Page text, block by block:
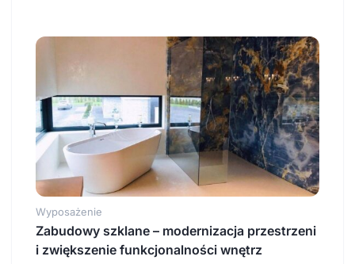
Wyposażenie
Zabudowy szklane – modernizacja przestrzeni
i zwiększenie funkcjonalności wnętrz